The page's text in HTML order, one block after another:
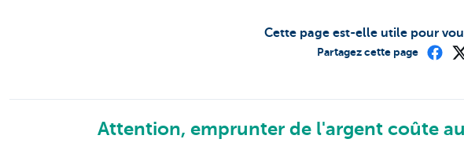
Cette page est-elle utile pour
Partagez cette page
Attention, emprunter de l'argent coûte